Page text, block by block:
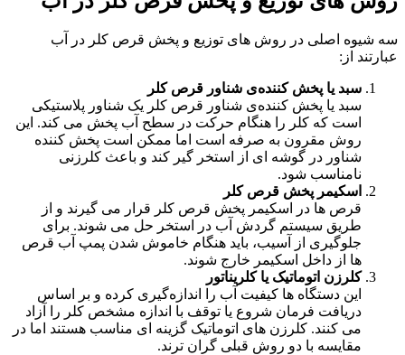
سه شیوه اصلی در روش‌ های توزیع و پخش قرص کلر در آب
عبارتند از:
سبد یا پخش‌ کننده‌ی شناور قرص کلر
سبد یا پخش‌ کننده‌ی شناور قرص کلر یک شناور پلاستیکی
است که کلر را هنگام حرکت در سطح آب پخش می‌ کند. این
روش مقرون به صرفه است اما ممکن است پخش کننده
شناور در گوشه ای از استخر گیر کند و باعث کلرزنی
نامناسب شود.
اسکیمر پخش قرص کلر
قرص‌ ها در اسکیمر پخش قرص کلر قرار می‌ گیرند و از
طریق سیستم گردش آب در استخر حل می‌ شوند. برای
جلوگیری از آسیب، باید هنگام خاموش شدن پمپ آب قرص
ها از داخل اسکیمر خارج شوند.
کلرزن اتوماتیک یا کلریناتور
این دستگاه‌ ها کیفیت آب را اندازه‌گیری کرده و بر اساس
دریافت فرمان شروع یا توقف با اندازه مشخص کلر را آزاد
می‌ کنند. کلرزن های اتوماتیک گزینه ای مناسب هستند اما در
مقایسه با دو روش قبلی گران‌ ترند.